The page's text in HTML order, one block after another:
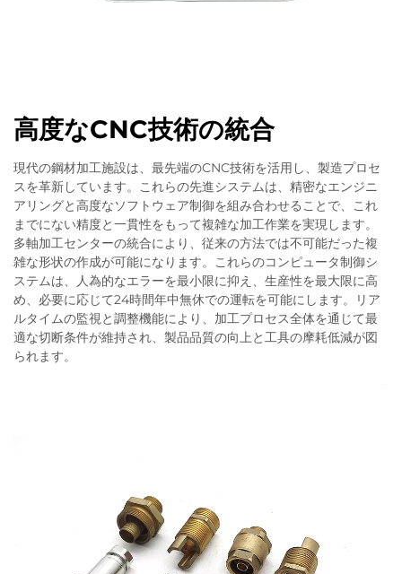
高度なCNC技術の統合
現代の鋼材加工施設は、最先端のCNC技術を活用し、製造プロセ
スを革新しています。これらの先進システムは、精密なエンジニ
アリングと高度なソフトウェア制御を組み合わせることで、これ
までにない精度と一貫性をもって複雑な加工作業を実現します。
多軸加工センターの統合により、従来の方法では不可能だった複
雑な形状の作成が可能になります。これらのコンピュータ制御シ
ステムは、人為的なエラーを最小限に抑え、生産性を最大限に高
め、必要に応じて24時間年中無休での運転を可能にします。リア
ルタイムの監視と調整機能により、加工プロセス全体を通じて最
適な切断条件が維持され、製品品質の向上と工具の摩耗低減が図
られます。